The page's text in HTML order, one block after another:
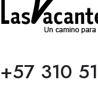
+57 310